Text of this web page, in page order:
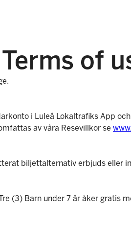
of
i Luleå Lokaltrafiks App
av våra Resevillkor se
biljettalternativ erbjuds eller
(3) Barn under 7 år åker gratis